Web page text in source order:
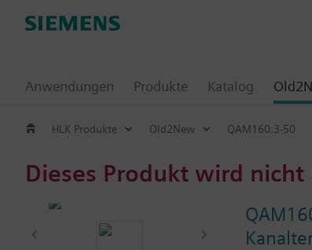
Anwendungen Produkte Katalog
HLK Produkte Old2New QAM160.3-50
Dieses Produkt wird